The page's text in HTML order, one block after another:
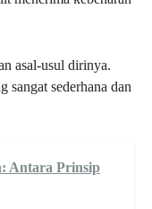
asal-usul dirinya.
sangat sederhana dan
Antara Prinsip